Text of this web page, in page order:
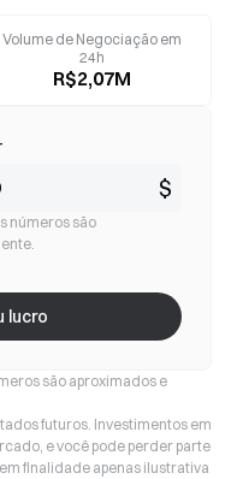
Volume de Negociação em
24h
R$2,07M
$
números são
lucro
são aproximados e
futuros. Investimentos em
e você pode perder parte
finalidade apenas ilustrativa